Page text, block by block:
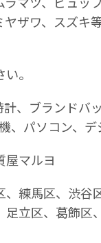
ザワ、スズキ等
い｡
、ブランドバ
、パソコン、
マルヨ
練馬区、渋
立区、葛飾区